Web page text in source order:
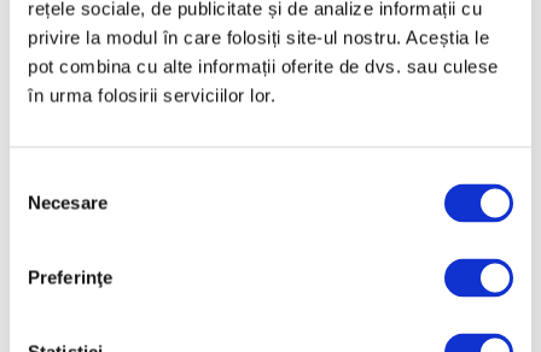
rețele sociale, de publicitate și de analize informații cu
privire la modul în care folosiți site-ul nostru. Aceștia le
pot combina cu alte informații oferite de dvs. sau culese
în urma folosirii serviciilor lor.
consimțământului
Necesare
Preferinţede artă ale Academiei Române